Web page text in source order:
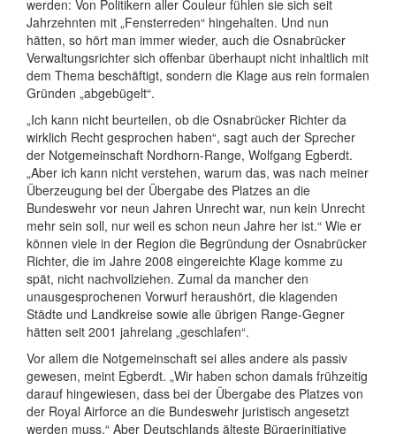
werden: Von Politikern aller Couleur fühlen sie sich seit
Jahrzehnten mit „Fensterreden“ hingehalten. Und nun
hätten, so hört man immer wieder, auch die Osnabrücker
Verwaltungsrichter sich offenbar überhaupt nicht inhaltlich mit
dem Thema beschäftigt, sondern die Klage aus rein formalen
Gründen „abgebügelt“.
„Ich kann nicht beurteilen, ob die Osnabrücker Richter da
wirklich Recht gesprochen haben“, sagt auch der Sprecher
der Notgemeinschaft Nordhorn-Range, Wolfgang Egberdt.
„Aber ich kann nicht verstehen, warum das, was nach meiner
Überzeugung bei der Übergabe des Platzes an die
Bundeswehr vor neun Jahren Unrecht war, nun kein Unrecht
mehr sein soll, nur weil es schon neun Jahre her ist.“ Wie er
können viele in der Region die Begründung der Osnabrücker
Richter, die im Jahre 2008 eingereichte Klage komme zu
spät, nicht nachvollziehen. Zumal da mancher den
unausgesprochenen Vorwurf heraushört, die klagenden
Städte und Landkreise sowie alle übrigen Range-Gegner
hätten seit 2001 jahrelang „geschlafen“.
Vor allem die Notgemeinschaft sei alles andere als passiv
gewesen, meint Egberdt. „Wir haben schon damals frühzeitig
darauf hingewiesen, dass bei der Übergabe des Platzes von
der Royal Airforce an die Bundeswehr juristisch angesetzt
werden muss.“ Aber Deutschlands älteste Bürgerinitiative